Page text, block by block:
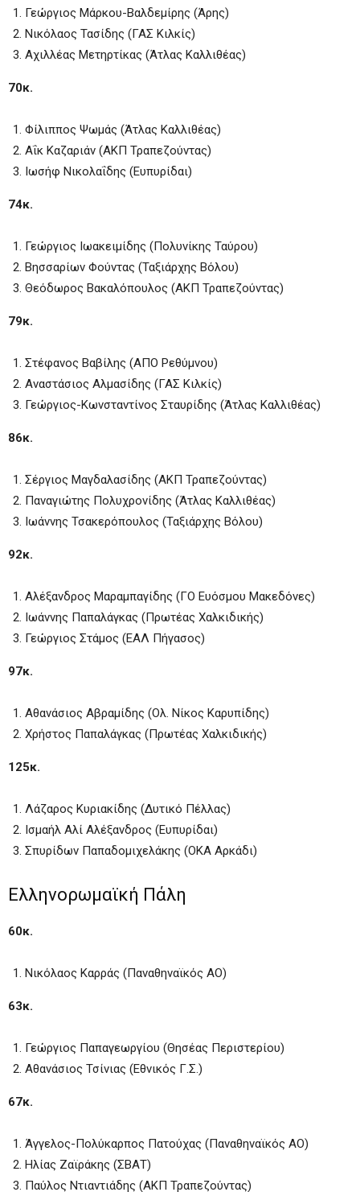
Γεώργιος Μάρκου-Βαλδεμίρης (Άρης)
Νικόλαος Τασίδης (ΓΑΣ Κιλκίς)
Αχιλλέας Μετηρτίκας (Άτλας Καλλιθέας)
70κ.
Φίλιππος Ψωμάς (Άτλας Καλλιθέας)
Αΐκ Καζαριάν (ΑΚΠ Τραπεζούντας)
Ιωσήφ Νικολαΐδης (Ευπυρίδαι)
74κ.
Γεώργιος Ιωακειμίδης (Πολυνίκης Ταύρου)
Βησσαρίων Φούντας (Ταξιάρχης Βόλου)
Θεόδωρος Βακαλόπουλος (ΑΚΠ Τραπεζούντας)
79κ.
Στέφανος Βαβίλης (ΑΠΟ Ρεθύμνου)
Αναστάσιος Αλμασίδης (ΓΑΣ Κιλκίς)
Γεώργιος-Κωνσταντίνος Σταυρίδης (Άτλας Καλλιθέας)
86κ.
Σέργιος Μαγδαλασίδης (ΑΚΠ Τραπεζούντας)
Παναγιώτης Πολυχρονίδης (Άτλας Καλλιθέας)
Ιωάννης Τσακερόπουλος (Ταξιάρχης Βόλου)
92κ.
Αλέξανδρος Μαραμπαγίδης (ΓΟ Ευόσμου Μακεδόνες)
Ιωάννης Παπαλάγκας (Πρωτέας Χαλκιδικής)
Γεώργιος Στάμος (ΕΑΛ Πήγασος)
97κ.
Αθανάσιος Αβραμίδης (Ολ. Νίκος Καρυπίδης)
Χρήστος Παπαλάγκας (Πρωτέας Χαλκιδικής)
125κ.
Λάζαρος Κυριακίδης (Δυτικό Πέλλας)
Ισμαήλ Αλί Αλέξανδρος (Ευπυρίδαι)
Σπυρίδων Παπαδομιχελάκης (ΟΚΑ Αρκάδι)
Ελληνορωμαϊκή Πάλη
60κ.
Νικόλαος Καρράς (Παναθηναϊκός ΑΟ)
63κ.
Γεώργιος Παπαγεωργίου (Θησέας Περιστερίου)
Αθανάσιος Τσίνιας (Εθνικός Γ.Σ.)
67κ.
Άγγελος-Πολύκαρπος Πατούχας (Παναθηναϊκός ΑΟ)
Ηλίας Ζαϊράκης (ΣΒΑΤ)
Παύλος Ντιαντιάδης (ΑΚΠ Τραπεζούντας)